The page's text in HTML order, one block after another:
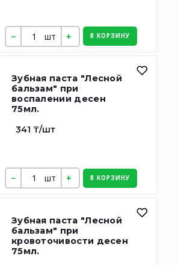
шт В КОРЗИНУ
Зубная паста "Лесной
бальзам" при
воспалении десен
75мл.
341 ₸/шт
шт В КОРЗИНУ
Зубная паста "Лесной
бальзам" при
кровоточивости десен
75мл.